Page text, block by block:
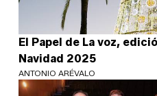
El Papel de La voz,
Navidad 2025
ANTONIO ARÉVALO